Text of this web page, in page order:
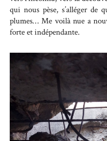
qui nous pèse, s’alléger de
plumes… Me voilà nue a
forte et indépendante.